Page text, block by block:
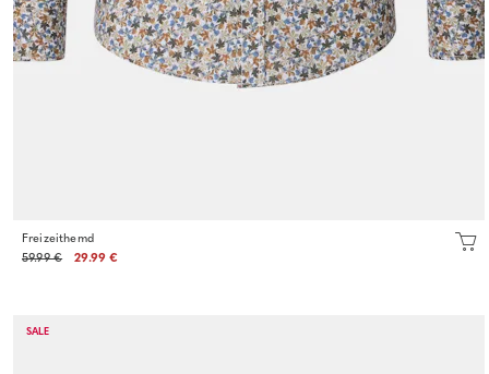
Freizeithemd
59.99 €
29.99 €
SALE